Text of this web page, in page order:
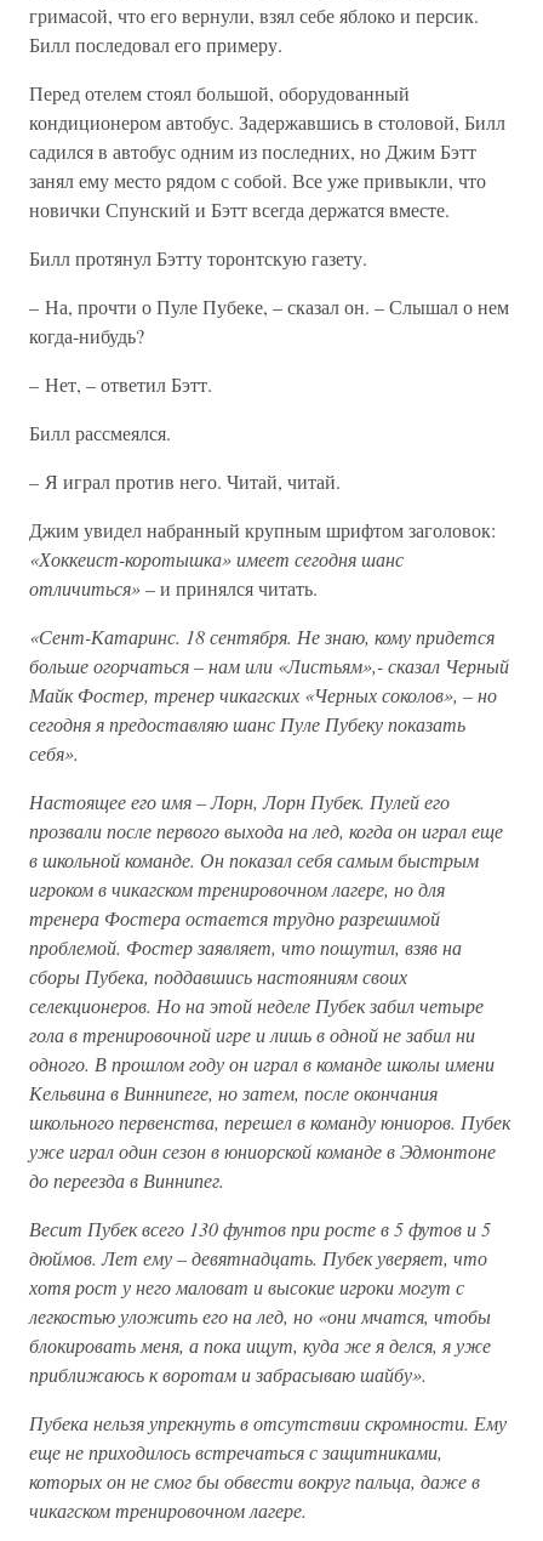
гримасой, что его вернули, взял себе яблоко и персик.
Билл последовал его примеру.
Перед отелем стоял большой, оборудованный
кондиционером автобус. Задержавшись в столовой, Билл
садился в автобус одним из последних, но Джим Бэтт
занял ему место рядом с собой. Все уже привыкли, что
новички Спунский и Бэтт всегда держатся вместе.
Билл протянул Бэтту торонтскую газету.
– На, прочти о Пуле Пубеке, – сказал он. – Слышал о нем
когда-нибудь?
– Нет, – ответил Бэтт.
Билл рассмеялся.
– Я играл против него. Читай, читай.
Джим увидел набранный крупным шрифтом заголовок:
«Хоккеист-коротышка» имеет сегодня шанс
отличиться»– и принялся читать.
«Сент-Катаринс. 18 сентября. Не знаю, кому придется
больше огорчаться – нам или «Листьям»,- сказал Черный
Майк Фостер, тренер чикагских «Черных соколов», – но
сегодня я предоставляю шанс Пуле Пубеку показать
себя».
Настоящее его имя – Лорн, Лорн Пубек. Пулей его
прозвали после первого выхода на лед, когда он играл еще
в школьной команде. Он показал себя самым быстрым
игроком в чикагском тренировочном лагере, но для
тренера Фостера остается трудно разрешимой
проблемой. Фостер заявляет, что пошутил, взяв на
сборы Пубека, поддавшись настояниям своих
селекционеров. Но на этой неделе Пубек забил четыре
гола в тренировочной игре и лишь в одной не забил ни
одного. В прошлом году он играл в команде школы имени
Кельвина в Виннипеге, но затем, после окончания
школьного первенства, перешел в команду юниоров. Пубек
уже играл один сезон в юниорской команде в Эдмонтоне
до переезда в Виннипег.
Весит Пубек всего 130 фунтов при росте в 5 футов и 5
дюймов. Лет ему – девятнадцать. Пубек уверяет, что
хотя рост у него маловат и высокие игроки могут с
легкостью уложить его на лед, но «они мчатся, чтобы
блокировать меня, а пока ищут, куда же я делся, я уже
приближаюсь к воротам и забрасываю шайбу».
Пубека нельзя упрекнуть в отсутствии скромности. Ему
еще не приходилось встречаться с защитниками,
которых он не смог бы обвести вокруг пальца, даже в
чикагском тренировочном лагере.